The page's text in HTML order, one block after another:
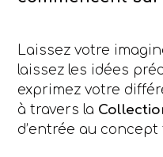
Laissez votre
laissez les idées
exprimez votre
à travers la
d’entrée au